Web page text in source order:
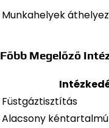
Munkahelyek
Főbb Megelőző
Füstgáztisztítás
Alacsony